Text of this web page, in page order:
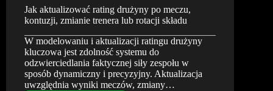
Jak aktualizować rating drużyny po meczu,
kontuzji, zmianie trenera lub rotacji składu
W modelowaniu i aktualizacji ratingu drużyny
kluczowa jest zdolność systemu do
odzwierciedlania faktycznej siły zespołu w
sposób dynamiczny i precyzyjny. Aktualizacja
uwzględnia wyniki meczów, zmiany…